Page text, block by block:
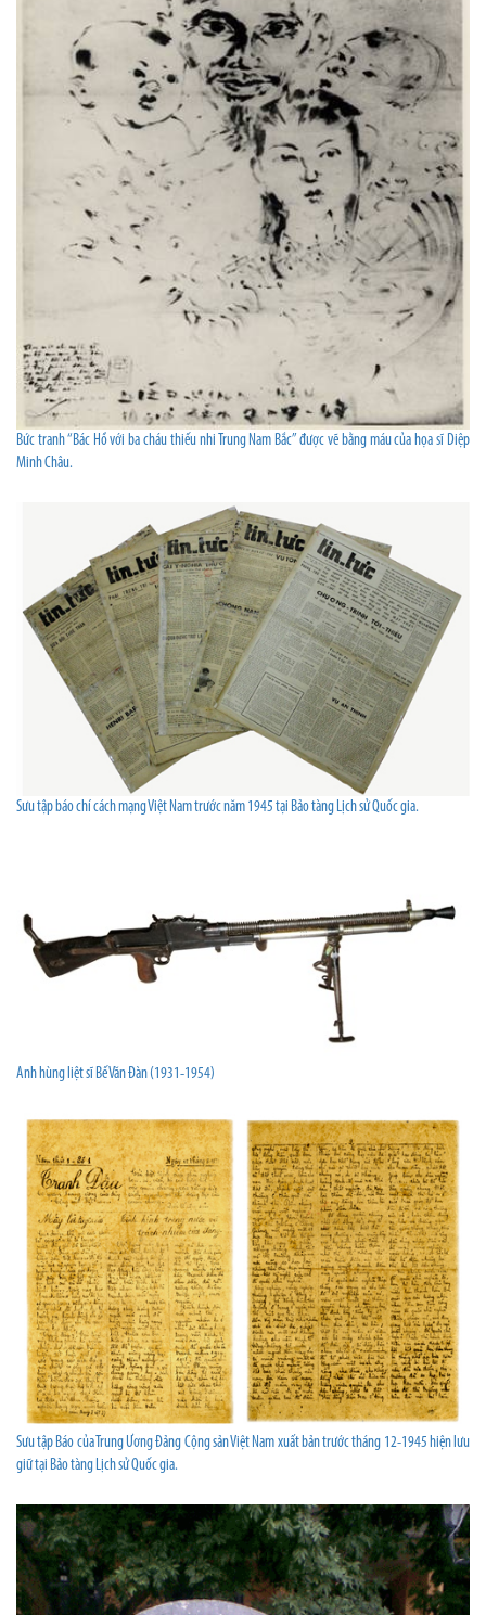
Bức tranh “Bác Hồ với ba cháu thiếu nhi Trung Nam Bắc” được vẽ bằng máu của họa sĩ Diệp
Minh Châu.
Sưu tập báo chí cách mạng Việt Nam trước năm 1945 tại Bảo tàng Lịch sử Quốc gia.
Anh hùng liệt sĩ Bế Văn Đàn (1931-1954)
Sưu tập Báo của Trung Ương Đảng Cộng sản Việt Nam xuất bản trước tháng 12-1945 hiện lưu
giữ tại Bảo tàng Lịch sử Quốc gia.